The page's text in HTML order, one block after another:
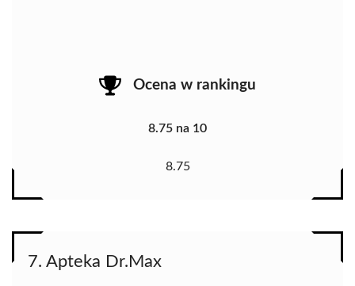
Ocena w rankingu
8.75 na 10
8.75
7. Apteka Dr.Max